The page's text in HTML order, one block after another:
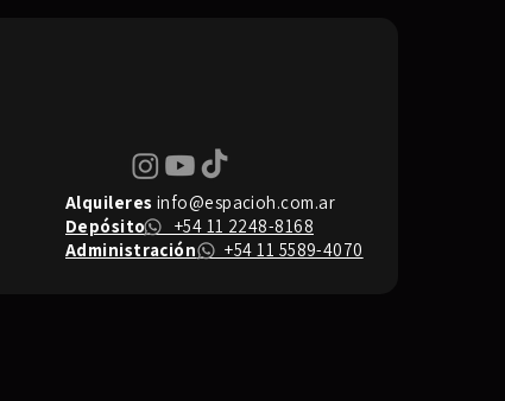
Alquileres info@espacioh.com.ar
Depósito+54 11 2248-8168
Administración+54 11 5589-4070